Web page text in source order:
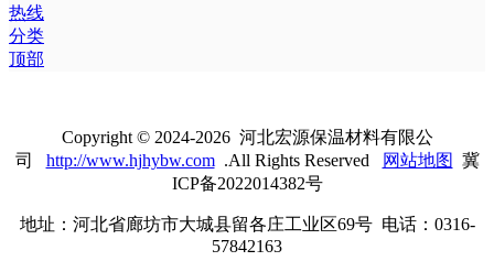
热线
分类
顶部
Copyright © 2024-2026 河北宏源保温材料有限公
司 http://www.hjhybw.com.All Rights Reserved 网站地图 冀
ICP备2022014382号
地址：河北省廊坊市大城县留各庄工业区69号 电话：0316-
57842163